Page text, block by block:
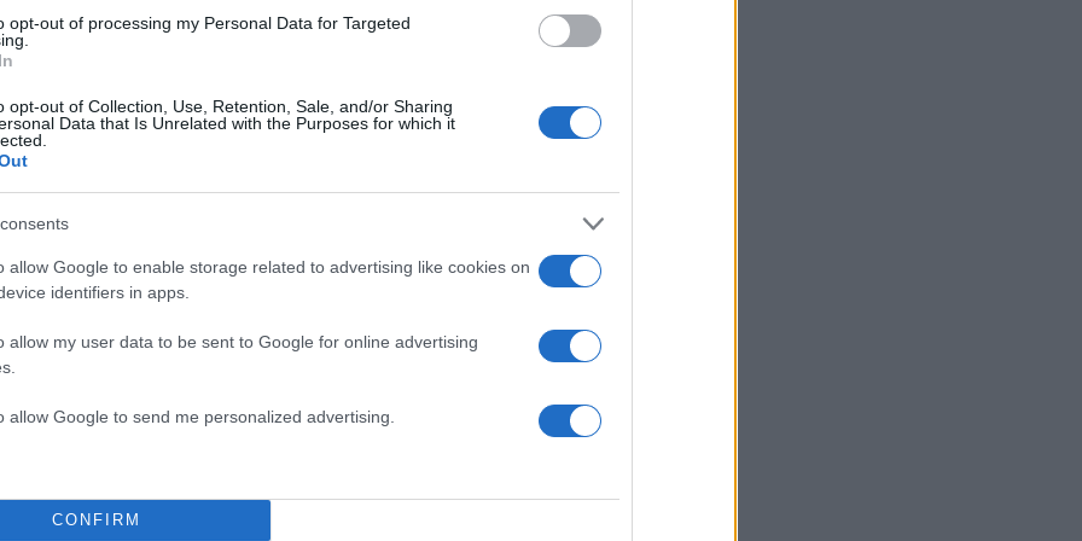
opt-out of processing my Personal Data for Targeted
opt-out of Collection, Use, Retention, Sale, and/or Sharing
Data that Is Unrelated with the Purposes for which it
allow Google to enable storage related to advertising like cookies on
identifiers in apps.
allow my user data to be sent to Google for online advertising
allow Google to send me personalized advertising.
CONFIRM
τον χαρταετό μας, χρόνια
η Ευγενία Μανωλίδου
στο Instagram.